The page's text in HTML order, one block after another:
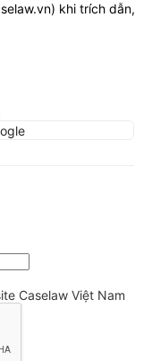
) khi trích dẫn,
Caselaw Việt Nam